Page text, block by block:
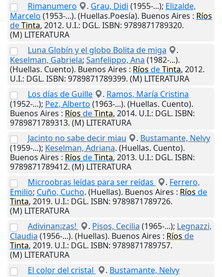
Rimanumero
. Grau, Didi (1955-...); Elizalde,
Marcelo (1953-...). (Huellas.Poesía). Buenos Aires : Ríos
deTinta, 2012. U.I.: DGL. ISBN: 9789871789320.
(M) LITERATURA
Luna Globín y el globo Bolita de miga
.
Keselman, Gabriela; Sanfelippo, Ana (1982-...).
(Huellas. Cuento). Buenos Aires : Ríos deTinta, 2012.
U.I.: DGL. ISBN: 9789871789399. (M) LITERATURA
Los días de Guille
. Ramos, María Cristina
(1952-...); Pez, Alberto (1963-...). (Huellas. Cuento).
Buenos Aires : Ríos deTinta, 2014. U.I.: DGL. ISBN:
9789871789313. (M) LITERATURA
Jacinto no sabe decir miau
. Bustamante, Nelvy
(1959-...); Keselman, Adriana. (Huellas. Cuento).
Buenos Aires : Ríos deTinta, 2013. U.I.: DGL. ISBN:
9789871789412. (M) LITERATURA
Microobras leídas para ser reídas
. Ferrero,
Emilio; Cuño, Cucho. (Huellas). Buenos Aires : Ríos de
Tinta, 2019. U.I.: DGL. ISBN: 9789871789726.
(M) LITERATURA
Adivinan¡zas!
. Pisos, Cecilia (1965-...); Legnazzi,
Claudia (1956-...). (Huellas). Buenos Aires : Ríos de
Tinta, 2019. U.I.: DGL. ISBN: 9789871789757.
(M) LITERATURA
El color del cristal
. Bustamante, Nelvy